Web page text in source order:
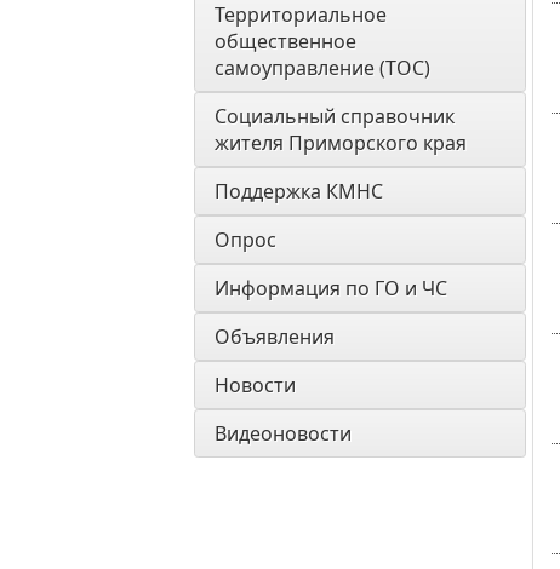
Территориальное
общественное
самоуправление (ТОС)
Социальный справочник
жителя Приморского края
Поддержка КМНС
Опрос
Информация по ГО и ЧС
Объявления
Новости
Видеоновости